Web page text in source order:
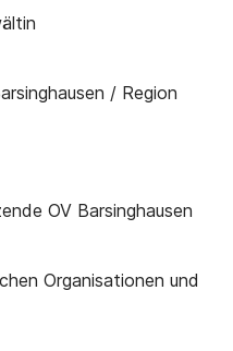
/ Region
OV Barsinghausen
Organisationen und